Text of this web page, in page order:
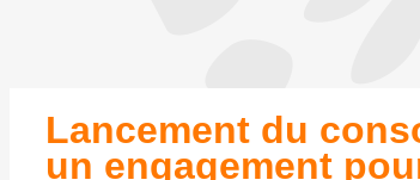
Lancement du
un engagement